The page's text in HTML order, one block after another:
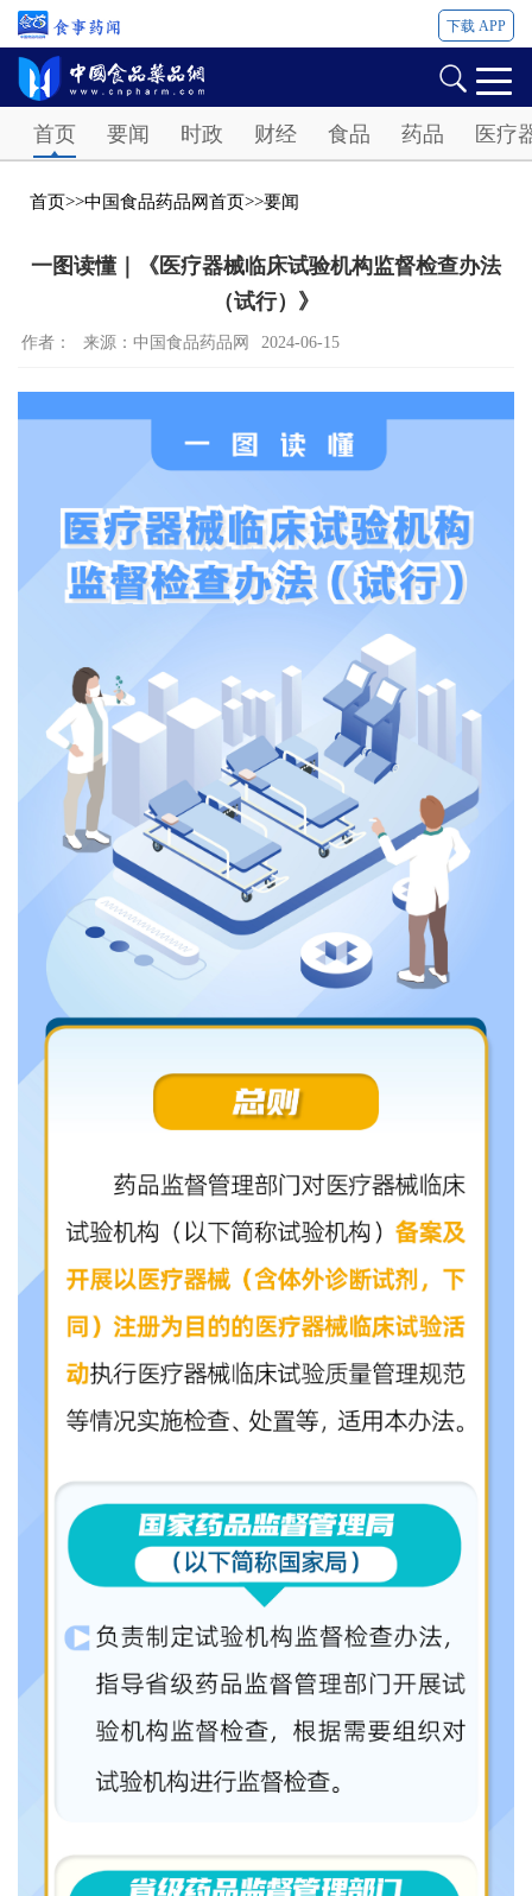
下载 APP
首页 要闻 时政 财经 食品 药品 医疗
首页>>中国食品药品网首页>>要闻
一图读懂｜《医疗器械临床试验机构监督检查办法
（试行）》
作者： 来源：中国食品药品网 2024-06-15